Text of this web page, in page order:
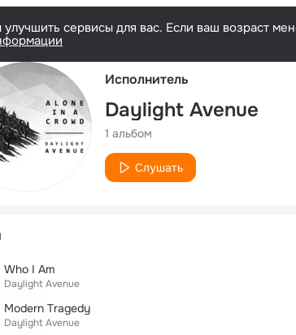
сервисы для вас. Если ваш возраст
Исполнитель
Daylight Avenue
1 альбом
Слушать
Who I Am
Daylight Avenue
Modern Tragedy
Daylight Avenue